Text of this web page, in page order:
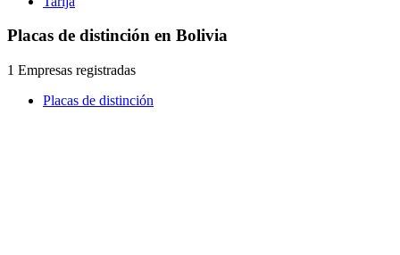
Placas de distinción en Bolivia
1 Empresas registradas
Placas de distinción